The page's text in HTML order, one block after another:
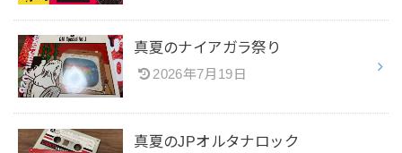
真夏のナイアガラ祭り
2026年7月19日
真夏のJPオルタナロック